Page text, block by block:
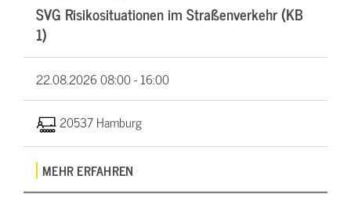
SVG Risikosituationen im Straßenverkehr (KB
1)
22.08.202608:00 - 16:00
20537 Hamburg
MEHR ERFAHREN